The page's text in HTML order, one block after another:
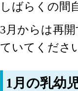
しばらくの間
3月からは再
ていてくださ
1月の乳幼